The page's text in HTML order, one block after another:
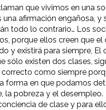
que vivimos en una
una afirmación engañosa, y
todo lo contrario… Los
porque ellos creen que el
y existirá para siempre, El
sólo existen dos clases,
como siempre
forma en que podamos
la pobreza y el desempleo.
de clase y para